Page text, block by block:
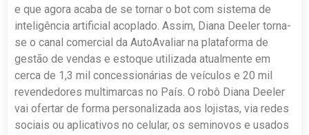
e que agora acaba de se tornar o bot com sistema de
inteligência artificial acoplado. Assim, Diana Deeler torna-
se o canal comercial da AutoAvaliar na plataforma de
gestão de vendas e estoque utilizada atualmente em
cerca de 1,3 mil concessionárias de veículos e 20 mil
revendedores multimarcas no País. O robô Diana Deeler
vai ofertar de forma personalizada aos lojistas, via redes
sociais ou aplicativos no celular, os seminovos e usados